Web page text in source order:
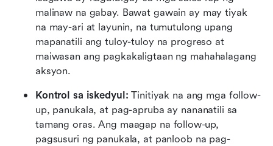
malinaw na gabay. Bawat gawain ay may tiyak
na may-ari at layunin, na tumutulong upang
mapanatili ang tuloy-tuloy na progreso at
maiwasan ang pagkakaligtaan ng mahahalagang
aksyon.
Kontrol sa iskedyul: Tinitiyak na ang mga follow-
up, panukala, at pag-apruba ay nananatili sa
tamang oras. Ang maagap na follow-up,
pagsusuri ng panukala, at panloob na pag-